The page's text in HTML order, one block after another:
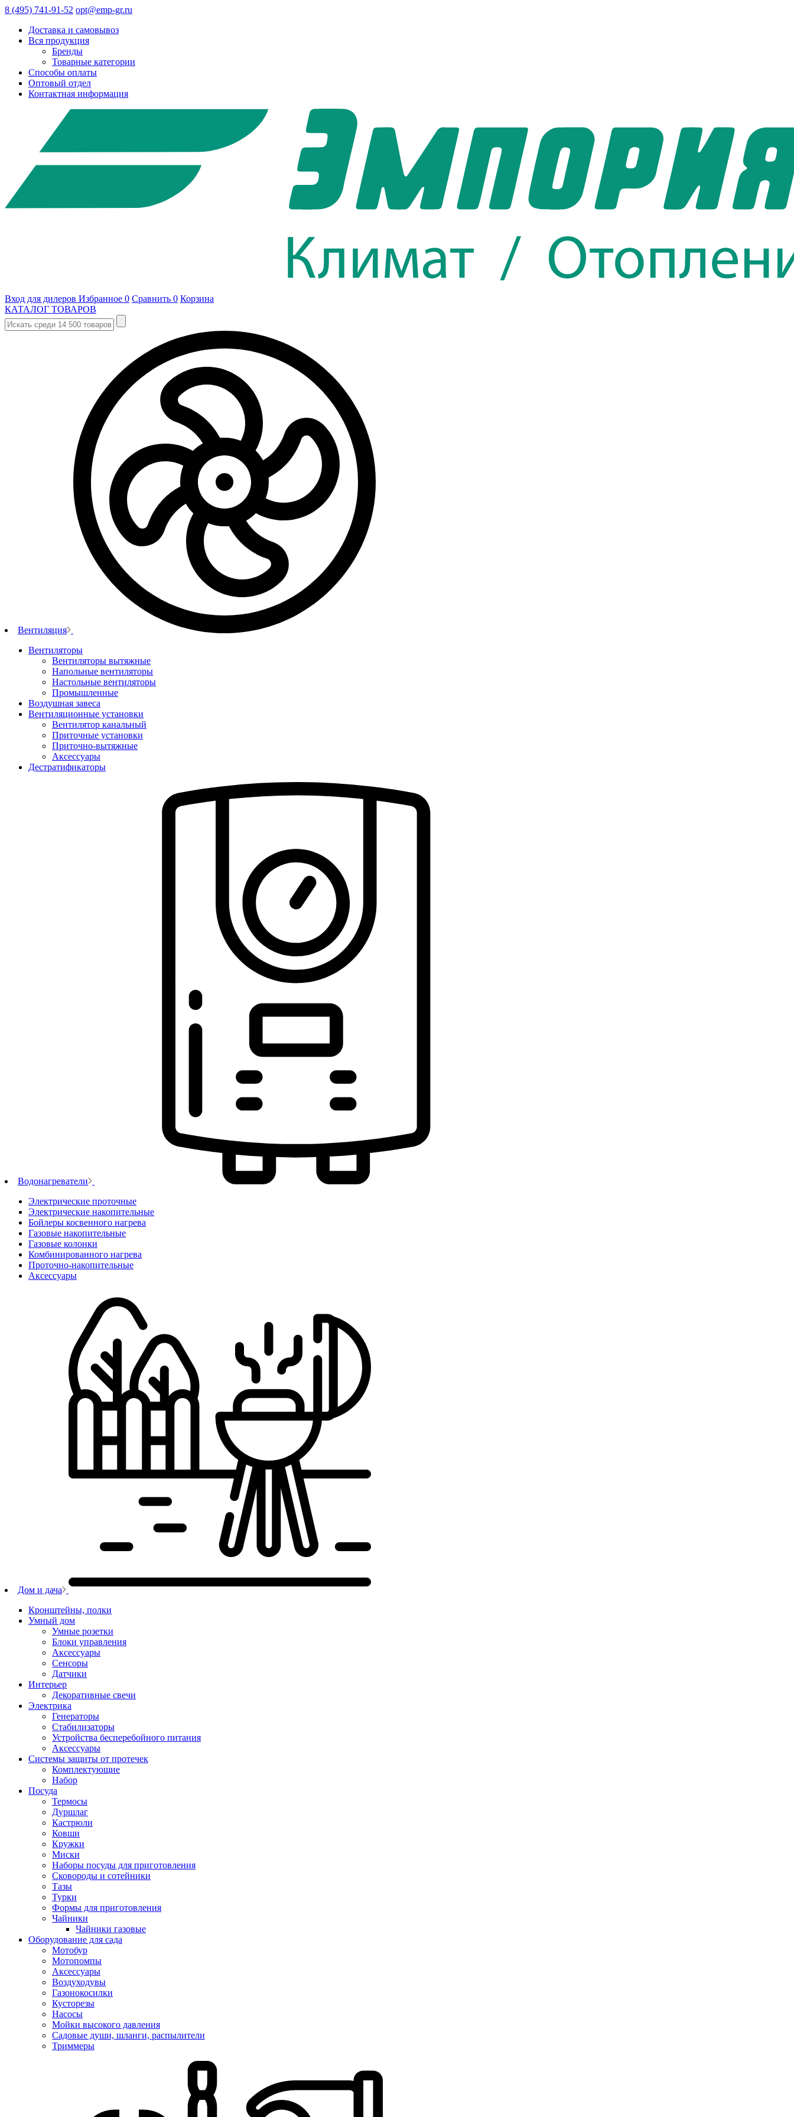
8 (495) 741-91-52 opt@emp-gr.ru
Доставка и самовывоз
Вся продукция
Бренды
Товарные категории
Способы оплаты
Оптовый отдел
Контактная информация
Вход для дилеров Избранное 0 Сравнить 0 Корзина
КАТАЛОГ ТОВАРОВ
Вентиляция
Вентиляторы
Вентиляторы вытяжные
Напольные вентиляторы
Настольные вентиляторы
Промышленные
Воздушная завеса
Вентиляционные установки
Вентилятор канальный
Приточные установки
Приточно-вытяжные
Аксессуары
Дестратификаторы
Водонагреватели
Электрические проточные
Электрические накопительные
Бойлеры косвенного нагрева
Газовые накопительные
Газовые колонки
Комбинированного нагрева
Проточно-накопительные
Аксессуары
Дом и дача
Кронштейны, полки
Умный дом
Умные розетки
Блоки управления
Аксессуары
Сенсоры
Датчики
Интерьер
Декоративные свечи
Электрика
Генераторы
Стабилизаторы
Устройства бесперебойного питания
Аксессуары
Системы защиты от протечек
Комплектующие
Набор
Посуда
Термосы
Дуршлаг
Кастрюли
Ковши
Кружки
Миски
Наборы посуды для приготовления
Сковороды и сотейники
Тазы
Турки
Формы для приготовления
Чайники
Чайники газовые
Оборудование для сада
Мотобур
Мотопомпы
Аксессуары
Воздуходувы
Газонокосилки
Кусторезы
Насосы
Мойки высокого давления
Садовые души, шланги, распылители
Триммеры